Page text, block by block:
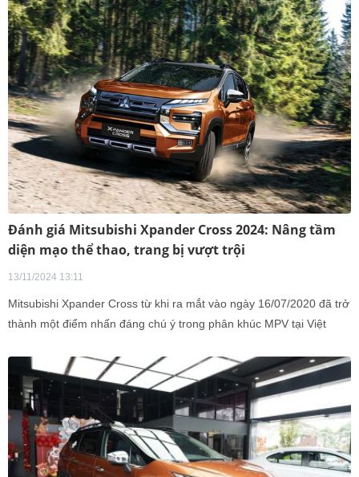
Đánh giá Mitsubishi Xpander Cross 2024: Nâng tầm
diện mạo thể thao, trang bị vượt trội
13/11/2024 13:11
Mitsubishi Xpander Cross từ khi ra mắt vào ngày 16/07/2020 đã trở
thành một điểm nhấn đáng chú ý trong phân khúc MPV tại Việt